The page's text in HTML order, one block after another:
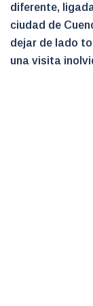
diferente,
ciudad de
dejar de lado
una visita